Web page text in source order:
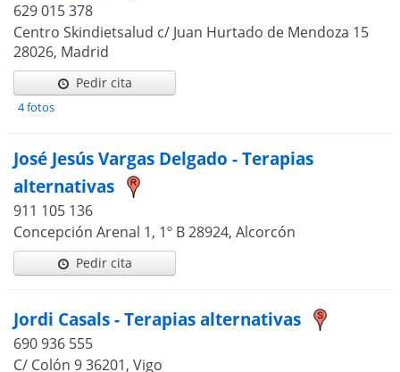
629 015 378
Centro Skindietsalud c/ Juan Hurtado de Mendoza 15
28026, Madrid
Pedir cita
4 fotos
José Jesús Vargas Delgado - Terapias
alternativas
911 105 136
Concepción Arenal 1, 1º B 28924, Alcorcón
Pedir cita
Jordi Casals - Terapias alternativas
690 936 555
C/ Colón 9 36201, Vigo